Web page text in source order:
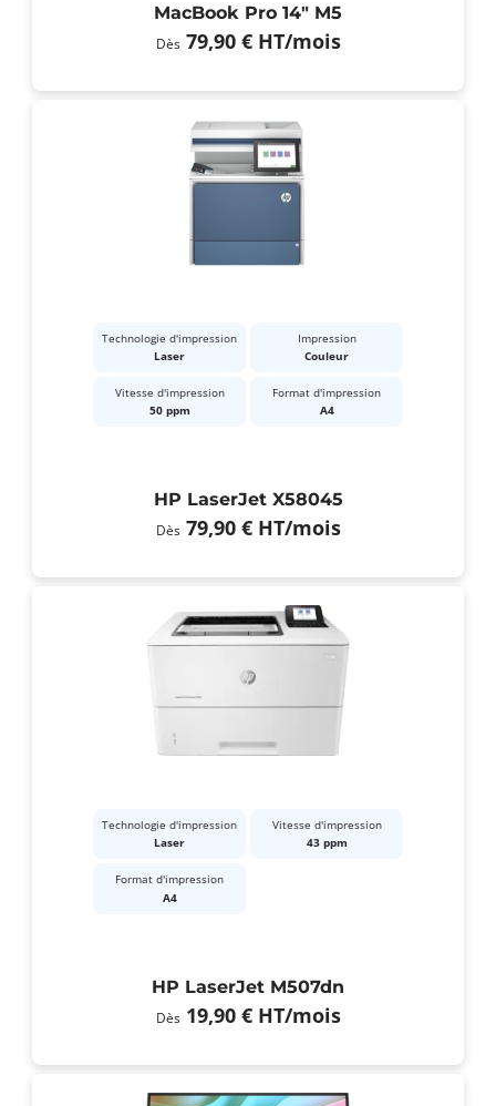
MacBook Pro 14" M5
Dès 79,90 € HT/mois
Technologie d'impression
Laser
Impression
Couleur
Vitesse d'impression
50 ppm
Format d'impression
A4
HP LaserJet X58045
Dès 79,90 € HT/mois
Technologie d'impression
Laser
Vitesse d'impression
43 ppm
Format d'impression
A4
HP LaserJet M507dn
Dès 19,90 € HT/mois